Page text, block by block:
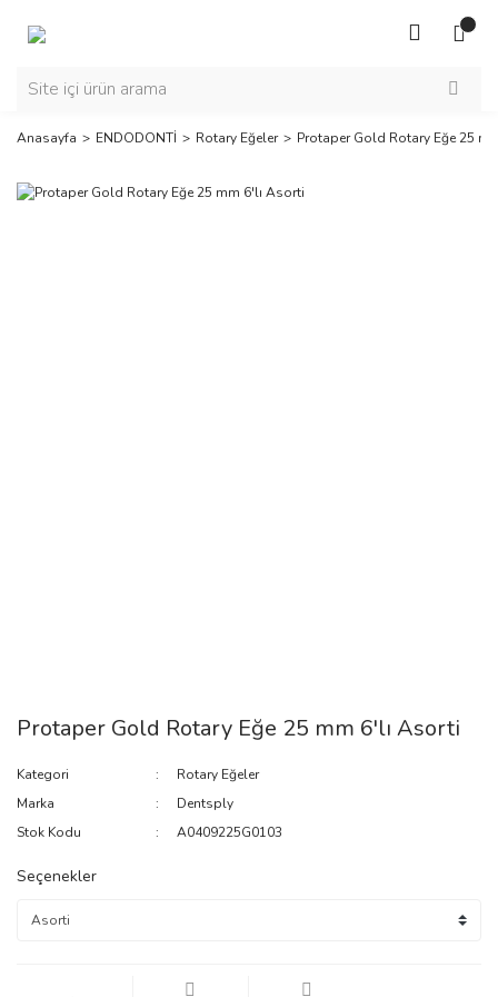
Anasayfa ENDODONTİ Rotary Eğeler Protaper Gold Rotary Eğe 25
Protaper Gold Rotary Eğe 25 mm 6'lı Asorti
Kategori
Rotary Eğeler
Marka
Dentsply
Stok Kodu
A0409225G0103
Seçenekler